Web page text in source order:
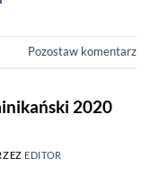
Pozostaw komentarz
2020
EDITOR